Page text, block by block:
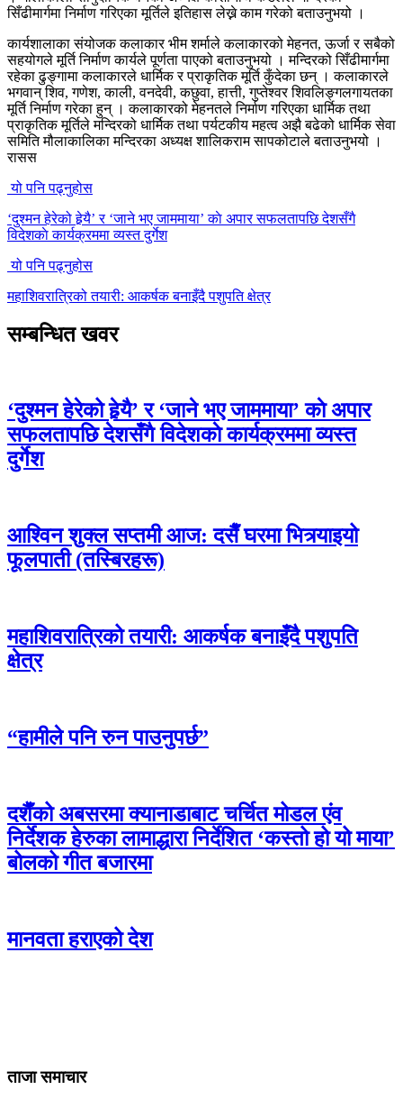
सिँढीमार्गमा निर्माण गरिएका मूर्तिले इतिहास लेख्ने काम गरेको बताउनुभयो ।
कार्यशालाका संयोजक कलाकार भीम शर्माले कलाकारको मेहनत, ऊर्जा र सबैको
सहयोगले मूर्ति निर्माण कार्यले पूर्णता पाएको बताउनुभयो । मन्दिरको सिँढीमार्गमा
रहेका ढुङ्गामा कलाकारले धार्मिक र प्राकृतिक मूर्ति कुँदेका छन् । कलाकारले
भगवान् शिव, गणेश, काली, वनदेवी, कछुवा, हात्ती, गुप्तेश्वर शिवलिङ्गलगायतका
मूर्ति निर्माण गरेका हुन् । कलाकारको मेहनतले निर्माण गरिएका धार्मिक तथा
प्राकृतिक मूर्तिले मन्दिरको धार्मिक तथा पर्यटकीय महत्व अझै बढेको धार्मिक सेवा
समिति मौलाकालिका मन्दिरका अध्यक्ष शालिकराम सापकोटाले बताउनुभयो ।
रासस
यो पनि पढ्नुहोस
‘दुश्मन हेरेको हेर्‍यै’ र ‘जाने भए जाममाया’ काे अपार सफलतापछि देशसँगै
विदेशकाे कार्यक्रममा व्यस्त दुर्गेश
यो पनि पढ्नुहोस
महाशिवरात्रिको तयारी: आकर्षक बनाइँदै पशुपति क्षेत्र
सम्बन्धित खवर
‘दुश्मन हेरेको हेर्‍यै’ र ‘जाने भए जाममाया’ काे अपार
सफलतापछि देशसँगै विदेशकाे कार्यक्रममा व्यस्त
दुर्गेश
आश्विन शुक्ल सप्तमी आज: दसैँ घरमा भित्र्याइयो
फूलपाती (तस्बिरहरू)
महाशिवरात्रिको तयारी: आकर्षक बनाइँदै पशुपति
क्षेत्र
“हामीले पनि रुन पाउनुपर्छ”
दशैँको अबसरमा क्यानाडाबाट चर्चित मोडल एंव
निर्देशक हेरुका लामाद्धारा निर्देशित ‘कस्तो हो यो माया’
बोलको गीत बजारमा
मानवता हराएको देश
ताजा समाचार